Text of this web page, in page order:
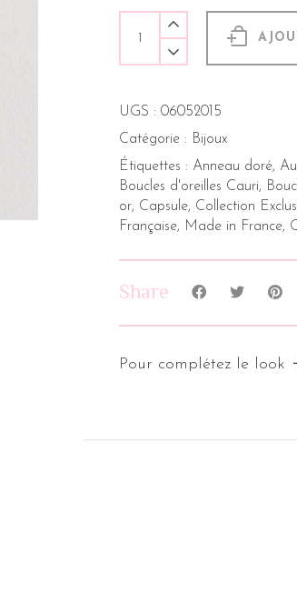
UGS : 06052015
Catégorie : Bijoux
Étiquettes : Anneau doré,
Boucles d'oreilles Cauri,
or, Capsule, Collection
Française, Made in France,
Share
Pour complétez le look